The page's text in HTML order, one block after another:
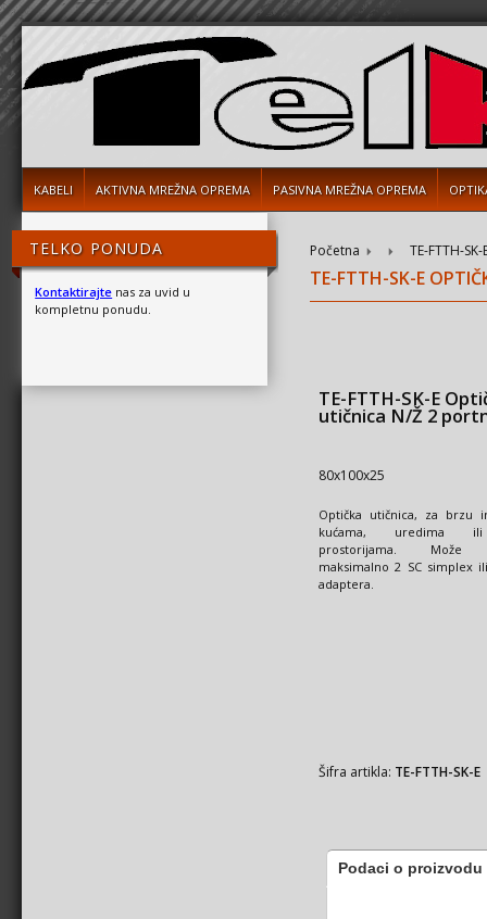
KABELI AKTIVNA MREŽNA OPREMA PASIVNA MREŽNA OPREMA
TELKO PONUDA
Kontaktirajte nas za uvid u
kompletnu ponudu.
Početna TE-FTTH-
TE-FTTH-SK-E
TE-FTTH-SK-E
utičnica N/Ž 2
80x100x25
Optička utičnica, za brzu
kućama, uredima
prostorijama. Može
maksimalno 2 SC simplex
adaptera.
Šifra artikla: TE-FTTH-SK-E
Podaci o proizvodu